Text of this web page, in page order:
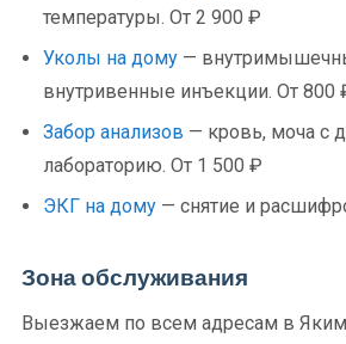
температуры. От 2 900 ₽
Уколы на дому —
внутривенные инъекции. От 800
Забор анализов — кровь, моча с
лабораторию. От 1 500 ₽
ЭКГ на дому — снятие и
Зона обслуживания
Выезжаем по всем адресам в